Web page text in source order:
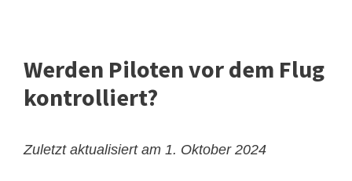
Werden Piloten vor dem Flug
kontrolliert?
Zuletzt aktualisiert am 1. Oktober 2024